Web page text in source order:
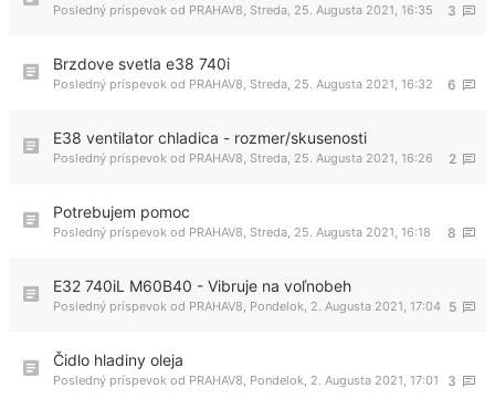
3
Posledný príspevok od PRAHAV8 Streda, 25. Augusta 2021, 16:35
Brzdove svetla e38 740i
6
Posledný príspevok od PRAHAV8 Streda, 25. Augusta 2021, 16:32
E38 ventilator chladica - rozmer/skusenosti
2
Posledný príspevok od PRAHAV8 Streda, 25. Augusta 2021, 16:26
Potrebujem pomoc
8
Posledný príspevok od PRAHAV8 Streda, 25. Augusta 2021, 16:18
E32 740iL M60B40 - Vibruje na voľnobeh
5
Posledný príspevok od PRAHAV8 Pondelok, 2. Augusta 2021, 17:04
Čidlo hladiny oleja
3
Posledný príspevok od PRAHAV8 Pondelok, 2. Augusta 2021, 17:01